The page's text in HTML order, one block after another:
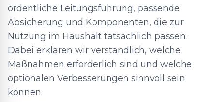
ordentliche Leitungsführung, passende
Absicherung und Komponenten, die zur
Nutzung im Haushalt tatsächlich passen.
Dabei erklären wir verständlich, welche
Maßnahmen erforderlich sind und welche
optionalen Verbesserungen sinnvoll sein
können.